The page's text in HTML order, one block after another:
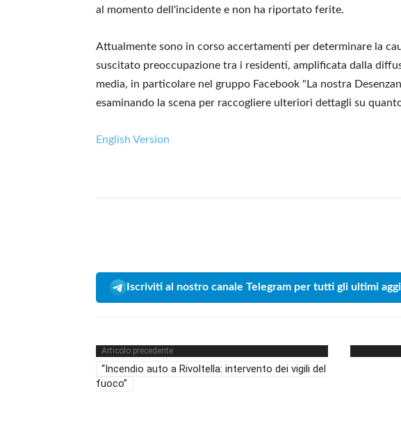
al momento dell'incidente e non ha riportato ferite.
Attualmente sono in corso accertamenti per determinare la
suscitato preoccupazione tra i residenti, amplificata dalla
media, in particolare nel gruppo Facebook "La nostra
esaminando la scena per raccogliere ulteriori dettagli su
English Version
Iscriviti al nostro canale Telegram per tutti gli ultimi
Articolo precedente
“Incendio auto a Rivoltella: intervento dei vigili del
fuoco”